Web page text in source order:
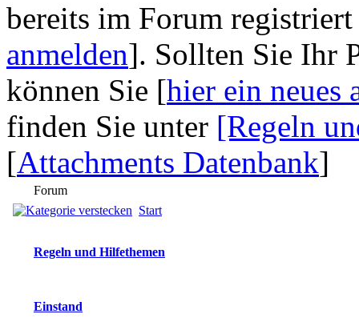
bereits im Forum
anmelden]. Sollten Sie Ihr
können Sie [hier ein neues
finden Sie unter [Regeln
[Attachments Datenbank]
Forum
Start
Regeln und Hilfethemen
Einstand